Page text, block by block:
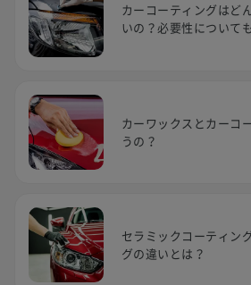
カーコーティングはど
いの？必要性について
カーワックスとカーコ
うの？
セラミックコーティン
グの違いとは？